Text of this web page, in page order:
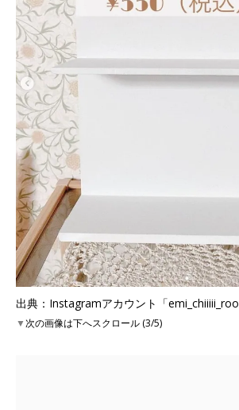
出典：Instagramアカウント「
▼次の画像は下へスクロール (3/5)